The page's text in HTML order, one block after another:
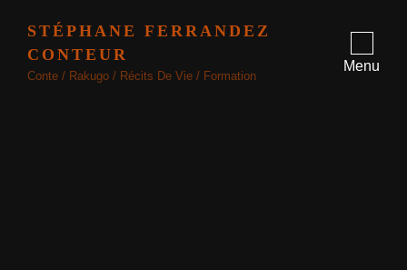
STÉPHANE FERRANDEZ
CONTEUR
Conte / Rakugo / Récits De Vie / Formation
Menu